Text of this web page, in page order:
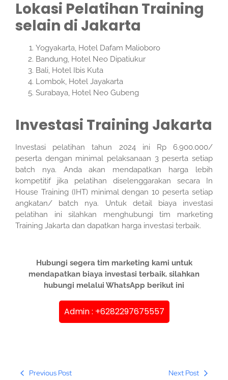
Lokasi Pelatihan Training
selain di Jakarta
Yogyakarta, Hotel Dafam Malioboro
Bandung, Hotel Neo Dipatiukur
Bali, Hotel Ibis Kuta
Lombok, Hotel Jayakarta
Surabaya, Hotel Neo Gubeng
Investasi Training Jakarta
Investasi pelatihan tahun 2024 ini Rp 6.900.000/
peserta dengan minimal pelaksanaan 3 peserta setiap
batch nya. Anda akan mendapatkan harga lebih
kompetitif jika pelatihan diselenggarakan secara In
House Training (IHT) minimal dengan 10 peserta setiap
angkatan/ batch nya. Untuk detail biaya investasi
pelatihan ini silahkan menghubungi tim marketing
Training Jakarta dan dapatkan harga investasi terbaik.
Hubungi segera tim marketing kami untuk
mendapatkan biaya investasi terbaik. silahkan
hubungi melalui WhatsApp berikut ini
Admin : +6282297675557
Previous Post Next Post